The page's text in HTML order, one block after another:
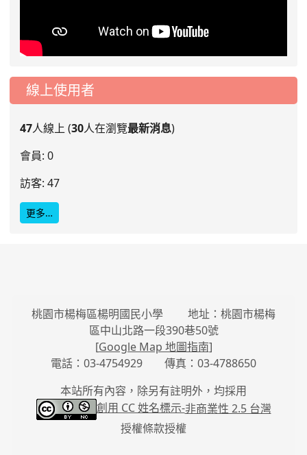
線上使用者
47人線上 (30人在瀏覽最新消息)
會員: 0
訪客: 47
更多…
桃園市楊梅區楊明國民小學 地址：桃園市楊梅
區中山北路一段390巷50號
[Google Map 地圖指南]
電話：03-4754929 傳真：03-4788650
本站所有內容，除另有註明外，均採用
創用 CC 姓名標示-非商業性 2.5 台灣
授權條款授權